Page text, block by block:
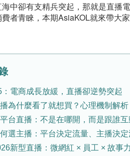
中卻有支精兵突起，那就是直播
者青睞，本期AsiaKOL就來帶大
：電商成長放緩，直播卻逆勢突起
播為什麼看了就想買？心理機制解析
平台直播：不是在哪開，而是跟誰互
何選主播：平台決定流量、主播決
新型直播：微網紅 × 員工 × 故事力